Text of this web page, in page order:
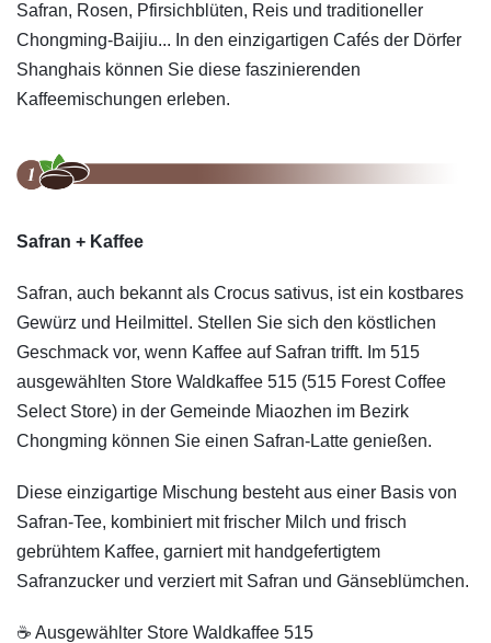
Safran, Rosen, Pfirsichblüten, Reis und traditioneller
Chongming-Baijiu... In den einzigartigen Cafés der Dörfer
Shanghais können Sie diese faszinierenden
Kaffeemischungen erleben.
Safran + Kaffee
Safran, auch bekannt als Crocus sativus, ist ein kostbares
Gewürz und Heilmittel. Stellen Sie sich den köstlichen
Geschmack vor, wenn Kaffee auf Safran trifft. Im 515
ausgewählten Store Waldkaffee 515 (515 Forest Coffee
Select Store) in der Gemeinde Miaozhen im Bezirk
Chongming können Sie einen Safran-Latte genießen.
Diese einzigartige Mischung besteht aus einer Basis von
Safran-Tee, kombiniert mit frischer Milch und frisch
gebrühtem Kaffee, garniert mit handgefertigtem
Safranzucker und verziert mit Safran und Gänseblümchen.
☕️ Ausgewählter Store Waldkaffee 515